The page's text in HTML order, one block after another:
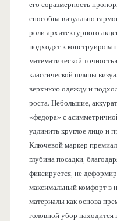
его соразмерность
способна визуально
роли архитектурного
подходят к
математической
классической шляпы
верхнюю одежду и
роста. Небольшие,
«федора» с
удлинить круглое лицо и
Ключевой маркер
глубина посадки,
фиксируется, не
максимальный комфорт в
материалы как основа
головной убор находится